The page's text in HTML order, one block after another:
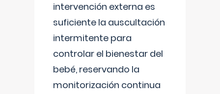
intervención externa es
suficiente la auscultación
intermitente para
controlar el bienestar del
bebé, reservando la
monitorización continua